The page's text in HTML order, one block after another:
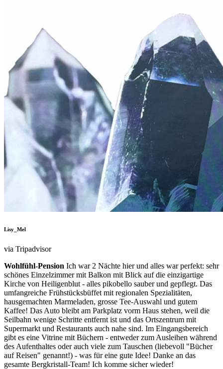
Lisy_Mel
via Tripadvisor
Wohlfühl-Pension Ich war 2 Nächte hier und alles war perfekt: sehr
schönes Einzelzimmer mit Balkon mit Blick auf die einzigartige
Kirche von Heiligenblut - alles pikobello sauber und gepflegt. Das
umfangreiche Frühstücksbüffet mit regionalen Spezialitäten,
hausgemachten Marmeladen, grosse Tee-Auswahl und gutem
Kaffee! Das Auto bleibt am Parkplatz vorm Haus stehen, weil die
Seilbahn wenige Schritte entfernt ist und das Ortszentrum mit
Supermarkt und Restaurants auch nahe sind. Im Eingangsbereich
gibt es eine Vitrine mit Büchern - entweder zum Ausleihen während
des Aufenthaltes oder auch viele zum Tauschen (liebevoll "Bücher
auf Reisen" genannt!) - was für eine gute Idee! Danke an das
gesamte Bergkristall-Team! Ich komme sicher wieder!